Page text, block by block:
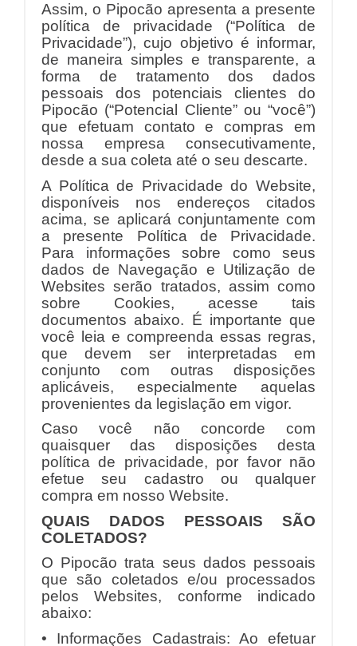
Assim, o Pipocão apresenta a presente
política de privacidade (“Política de
Privacidade”), cujo objetivo é informar,
de maneira simples e transparente, a
forma de tratamento dos dados
pessoais dos potenciais clientes do
Pipocão (“Potencial Cliente” ou “você”)
que efetuam contato e compras em
nossa empresa consecutivamente,
desde a sua coleta até o seu descarte.
A Política de Privacidade do Website,
disponíveis nos endereços citados
acima, se aplicará conjuntamente com
a presente Política de Privacidade.
Para informações sobre como seus
dados de Navegação e Utilização de
Websites serão tratados, assim como
sobre Cookies, acesse tais
documentos abaixo. É importante que
você leia e compreenda essas regras,
que devem ser interpretadas em
conjunto com outras disposições
aplicáveis, especialmente aquelas
provenientes da legislação em vigor.
Caso você não concorde com
quaisquer das disposições desta
política de privacidade, por favor não
efetue seu cadastro ou qualquer
compra em nosso Website.
QUAIS DADOS PESSOAIS SÃO
COLETADOS?
O Pipocão trata seus dados pessoais
que são coletados e/ou processados
pelos Websites, conforme indicado
abaixo:
• Informações Cadastrais: Ao efetuar